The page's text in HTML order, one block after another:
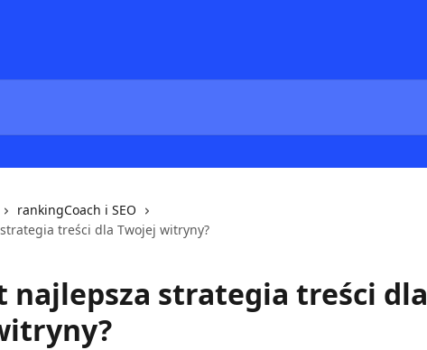
rankingCoach i SEO
treści dla Twojej witryny?
najlepsza strategia treści dla